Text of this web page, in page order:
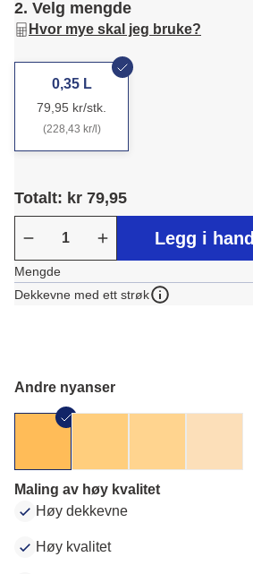
2. Velg mengde
Hvor mye skal jeg bruke?
0,35 L
79,95 kr/stk.
(228,43 kr/l)
Totalt: kr 79,95
Legg i
Mengde
Dekkevne med ett strøk
Andre nyanser
Maling av høy kvalitet
Høy dekkevne
Høy kvalitet